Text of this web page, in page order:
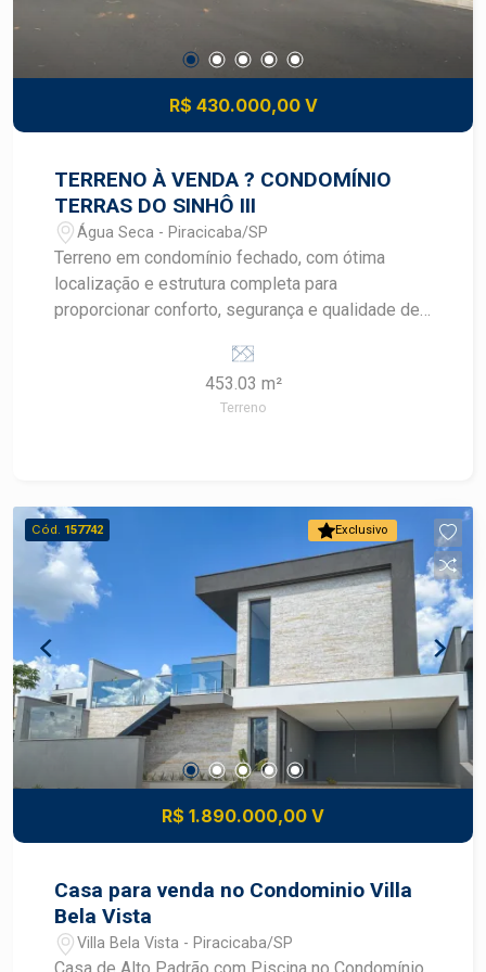
R$ 430.000,00 V
TERRENO À VENDA ? CONDOMÍNIO
TERRAS DO SINHÔ III
Água Seca - Piracicaba/SP
Terreno em condomínio fechado, com ótima
localização e estrutura completa para
proporcionar conforto, segurança e qualidade de
controle de acesso, espaço de lazer, playground,
área fitness e espaço pet. Um lugar perfeito para
quem busca tranquilidade sem abrir mão da
*Agende sua visita e venha conhecer esse
excelente lote para investir ou morar! Imobiliária
Frias Neto - realizando sonhos em novos
endereços.
453.03 m²
Terreno
Exclusivo
Cód. 157742
R$ 1.890.000,00 V
Casa para venda no Condominio Villa
Bela Vista
Villa Bela Vista - Piracicaba/SP